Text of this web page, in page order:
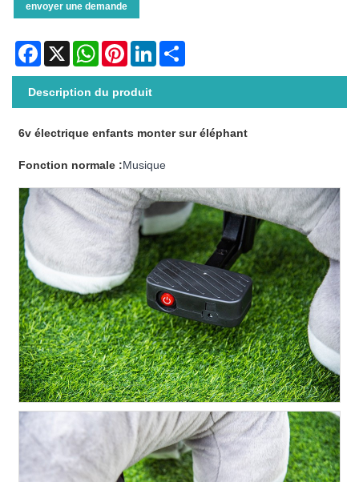
envoyer une demande
Facebook
X WhatsAppPinterestLinkedIn
Description du produit
6v électrique enfants monter sur éléphant
Fonction normale :Musique